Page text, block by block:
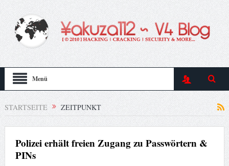
Menü
STARTSEITE ZEITPUNKT
Polizei erhält freien Zugang zu Passwörtern &
PINs